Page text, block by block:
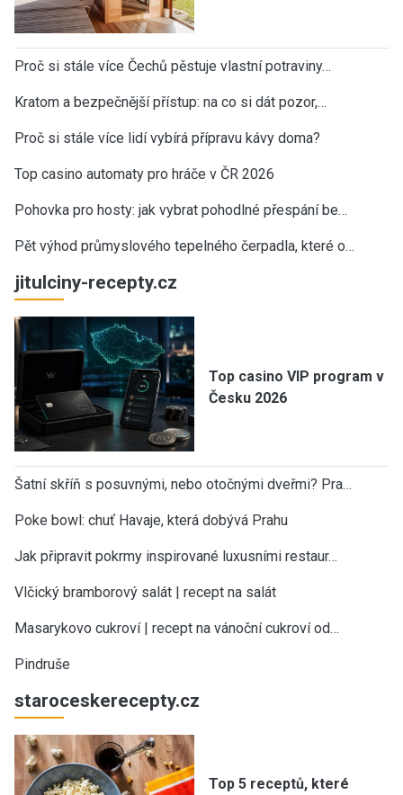
Proč si stále více Čechů pěstuje vlastní potraviny…
Kratom a bezpečnější přístup: na co si dát pozor,…
Proč si stále více lidí vybírá přípravu kávy doma?
Top casino automaty pro hráče v ČR 2026
Pohovka pro hosty: jak vybrat pohodlné přespání be…
Pět výhod průmyslového tepelného čerpadla, které o…
jitulciny-recepty.cz
Top casino VIP program v
Česku 2026
Šatní skříň s posuvnými, nebo otočnými dveřmi? Pra…
Poke bowl: chuť Havaje, která dobývá Prahu
Jak připravit pokrmy inspirované luxusními restaur…
Vlčický bramborový salát | recept na salát
Masarykovo cukroví | recept na vánoční cukroví od…
Pindruše
staroceskerecepty.cz
Top 5 receptů, které